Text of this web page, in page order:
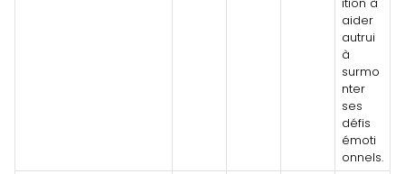
aider
autrui
à
surmo
nter
ses
défis
émoti
onnels.